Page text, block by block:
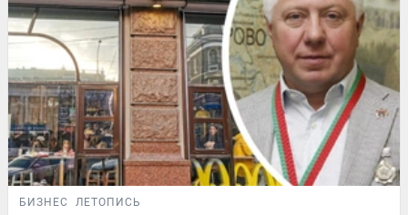
БИЗНЕС ЛЕТОПИСЬ